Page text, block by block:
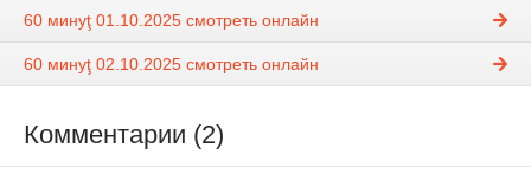
60 минуţ 01.10.2025 смотреть онлайн
60 минуţ 02.10.2025 смотреть онлайн
Комментарии (2)